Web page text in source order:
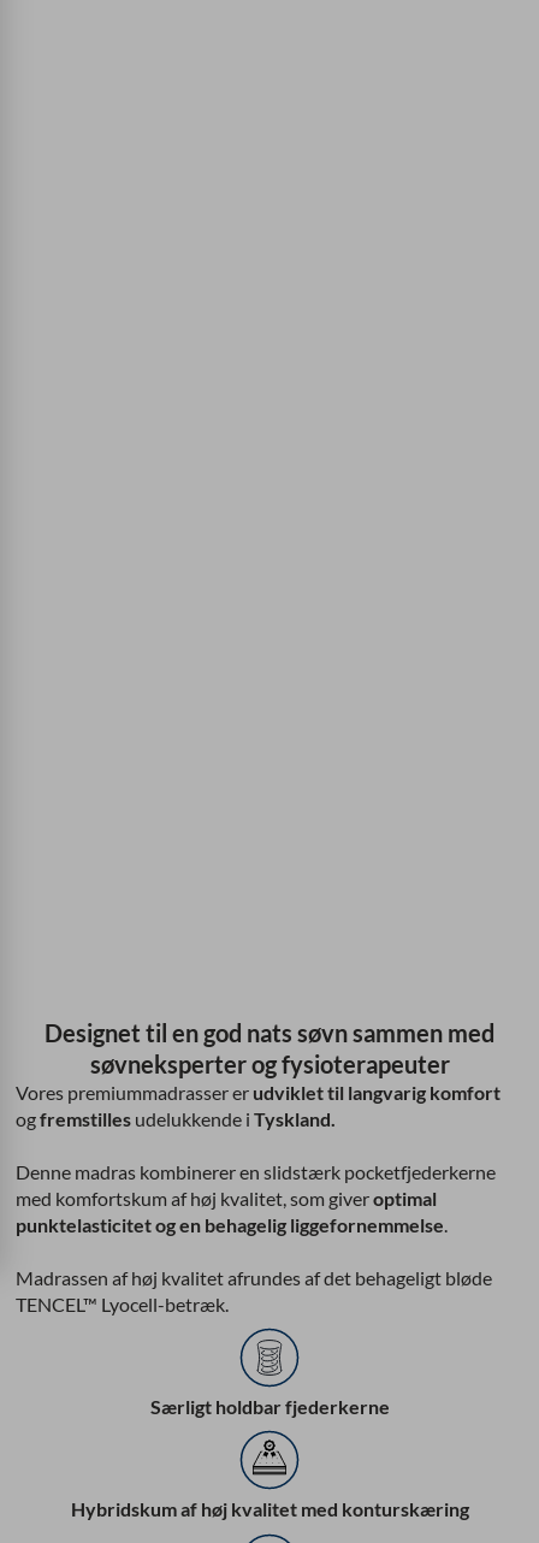
Designet til en god nats søvn sammen med
søvneksperter og fysioterapeuter
Vores premiummadrasser er udviklet til langvarig komfort
ogfremstilles udelukkende iTyskland.
Denne madras kombinerer en slidstærk pocketfjederkerne
med komfortskum af høj kvalitet, som giveroptimal
punktelasticitet og en behagelig liggefornemmelse
Madrassen af høj kvalitet afrundes af det behageligt bløde
TENCEL™ Lyocell-betræk.
Særligt holdbar fjederkerne
Hybridskum af høj kvalitet med konturskæring